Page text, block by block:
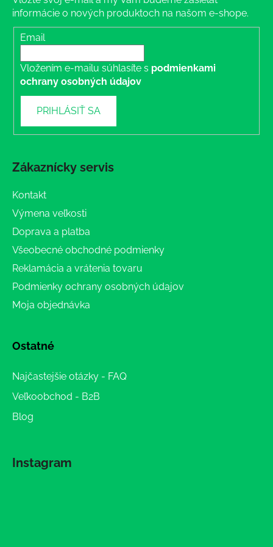
informácie o nových produktoch na našom e-shope.
Email
Vložením e-mailu súhlasíte s podmienkami
ochrany osobných údajov
PRIHLÁSIŤ SA
Zákaznícky servis
Kontakt
Výmena veľkosti
Doprava a platba
Všeobecné obchodné podmienky
Reklamácia a vrátenia tovaru
Podmienky ochrany osobných údajov
Moja objednávka
Ostatné
Najčastejšie otázky - FAQ
Veľkoobchod - B2B
Blog
Instagram